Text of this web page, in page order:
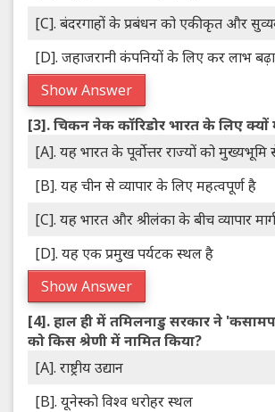
[C]. बंदरगाहों के प्रबंधन को एकीकृत और
[D]. जहाजरानी कंपनियों के लिए कर लाभ
Show Answer
[3].चिकन नेक कॉरिडोर भारत के लिए क्यों
[A]. यह भारत के पूर्वोत्तर राज्यों को मुख्यभूमि
[B]. यह चीन से व्यापार के लिए महत्वपूर्ण है
[C]. यह भारत और श्रीलंका के बीच व्यापार
[D]. यह एक प्रमुख पर्यटक स्थल है
Show Answer
[4].हाल ही में तमिलनाडु सरकार ने
को किस श्रेणी में नामित किया?
[A]. राष्ट्रीय उद्यान
[B]. यूनेस्को विश्व धरोहर स्थल